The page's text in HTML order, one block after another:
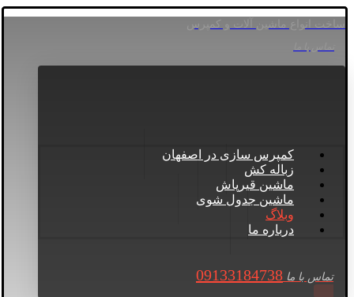
ساخت انواع ماشین آلات و کمپرس
کمپرس سازی در اصفهان
زباله کش
ماشین قیرپاش
ماشین جدول شوی
وبلاگ
درباره ما
تماس با ما 09133184738